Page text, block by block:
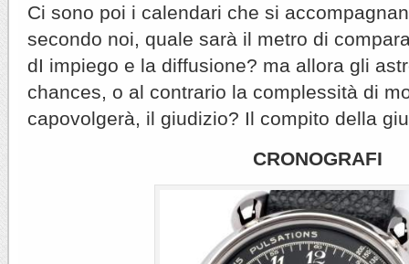
Ci sono poi i calendari che si
secondo noi, quale sarà il metro di
dI impiego e la diffusione? ma allora gli
chances, o al contrario la complessità di
capovolgerà, il giudizio? Il compito della
CRONOGRAFI